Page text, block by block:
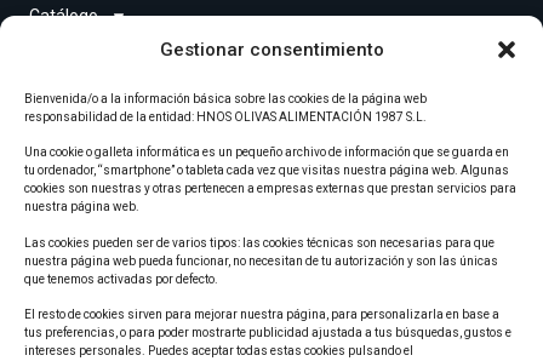
Gestionar consentimiento
Bienvenida/o a la información básica sobre las cookies de la página web
responsabilidad de la entidad: HNOS OLIVAS ALIMENTACIÓN 1987 S.L.
Una cookie o galleta informática es un pequeño archivo de información que se guarda en
tu ordenador, “smartphone” o tableta cada vez que visitas nuestra página web. Algunas
cookies son nuestras y otras pertenecen a empresas externas que prestan servicios para
nuestra página web.
Las cookies pueden ser de varios tipos: las cookies técnicas son necesarias para que
nuestra página web pueda funcionar, no necesitan de tu autorización y son las únicas
que tenemos activadas por defecto.
El resto de cookies sirven para mejorar nuestra página, para personalizarla en base a
tus preferencias, o para poder mostrarte publicidad ajustada a tus búsquedas, gustos e
intereses personales. Puedes aceptar todas estas cookies pulsando el
Catálogo
Redes sociales
Copyright © 2026 Hermanos Olivas. Todos los derechos reservados.
Política de privacidadAviso legalCookies
Compromiso con la protección de datos personales